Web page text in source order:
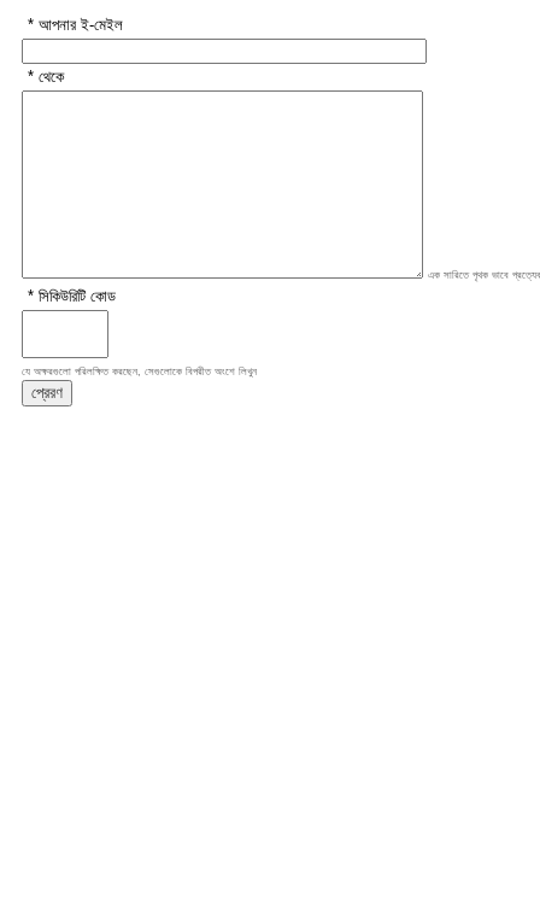
* আপনার ই-মেইল
* থেকে
এক সারিতে পৃথক ভাবে
* সিকিউরিটি কোড
যে অক্ষরগুলো পরিলক্ষিত করছেন, সেগুলোকে বিপরীত অংশে লিখুন